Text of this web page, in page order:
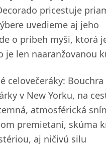
pricestuje
uvedieme aj jeho
o príbeh myši, ktorá
je len naaranžovanou
celovečeráky: Bouchra
v New Yorku, na
atmosférická
premietaní, skúma
aj ničivú silu